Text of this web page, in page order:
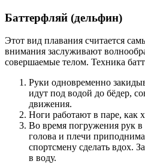
Баттерфляй (дельфин)
Этот вид плавания считается
внимания заслуживают
совершаемые телом. Техника
Руки одновременно
идут под водой до бёдер,
движения.
Ноги работают в паре, как
Во время погружения рук в
голова и плечи
спортсмену сделать вдох.
в воду.